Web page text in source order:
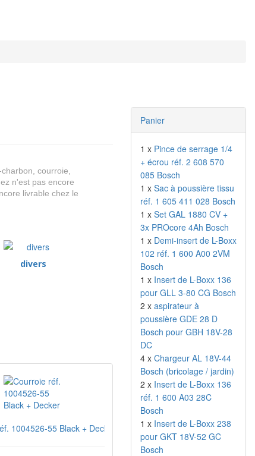
courroie,
n'est pas encore
livrable chez le
divers
1004526-55 Black + Decker
Panier
1 x Pince de serrage 1/4
+ écrou réf. 2 608 570
085 Bosch
1 x Sac à poussière tissu
réf. 1 605 411 028 Bosch
1 x Set GAL 1880 CV +
3x PROcore 4Ah Bosch
1 x Demi-insert de L-Boxx
102 réf. 1 600 A00 2VM
Bosch
1 x Insert de L-Boxx 136
pour GLL 3-80 CG Bosch
2 x aspirateur à
poussière GDE 28 D
Bosch pour GBH 18V-28
DC
4 x Chargeur AL 18V-44
Bosch (bricolage / jardin)
2 x Insert de L-Boxx 136
réf. 1 600 A03 28C
Bosch
1 x Insert de L-Boxx 238
pour GKT 18V-52 GC
Bosch